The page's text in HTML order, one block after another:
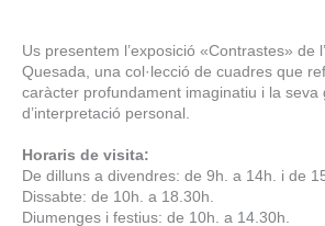
Us presentem l’exposició «Contrastes» de
Quesada, una col·lecció de cuadres que
caràcter profundament imaginatiu i la seva
d’interpretació personal.
Horaris de visita:
De dilluns a divendres: de 9h. a 14h. i de
Dissabte: de 10h. a 18.30h.
Diumenges i festius: de 10h. a 14.30h.